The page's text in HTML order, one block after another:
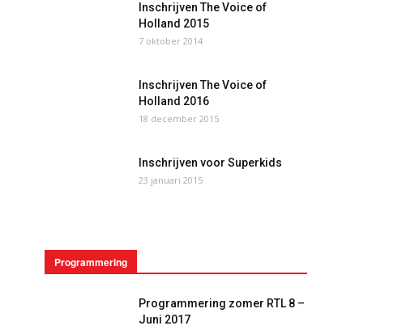
Inschrijven The Voice of
Holland 2015
7 oktober 2014
Inschrijven The Voice of
Holland 2016
18 december 2015
Inschrijven voor Superkids
23 januari 2015
Programmering
Programmering zomer RTL 8 –
Juni 2017